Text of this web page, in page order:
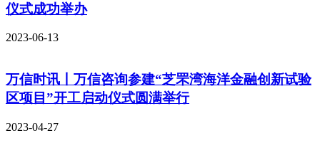
仪式成功举办
2023-06-13
万信时讯丨万信咨询参建“芝罘湾海洋金融创新试验
区项目”开工启动仪式圆满举行
2023-04-27